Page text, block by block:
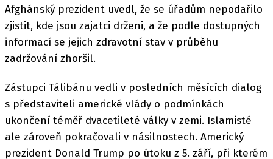
Afghánský prezident uvedl, že se úřadům nepodařilo
zjistit, kde jsou zajatci drženi, a že podle dostupných
informací se jejich zdravotní stav v průběhu
zadržování zhoršil.
Zástupci Tálibánu vedli v posledních měsících dialog
s představiteli americké vlády o podmínkách
ukončení téměř dvacetileté války v zemi. Islamisté
ale zároveň pokračovali v násilnostech. Americký
prezident Donald Trump po útoku z 5. září, při kterém